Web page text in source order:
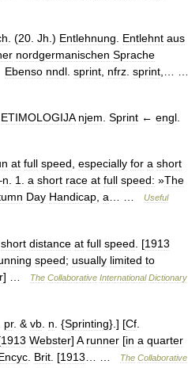
. (20 Jh .) Entlehnung Entlehnt aus
nordgermanischen Sprache
Ebenso nndl sprint nfrz sprint
ETIMOLOGIJA njem Sprint ← engl
at full speed especially for a short
n 1 a short race at full speed: »The
Day Handicap a
Useful
short distance at full speed . [1913
speed; usually limited to
] … The Collaborative International Dictionary
pr. & vb n . {Sprinting}.] [Cf
1913 Webster] A runner [in a quarter
Brit . [1913 The Collaborative